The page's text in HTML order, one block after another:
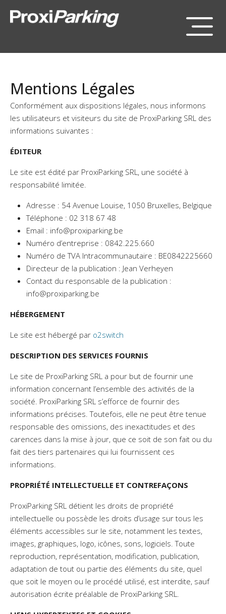
Mentions Légales
Conformément aux dispositions légales, nous informons
les utilisateurs et visiteurs du site de ProxiParking SRL des
informations suivantes :
ÉDITEUR
Le site est édité par ProxiParking SRL, une société à
responsabilité limitée.
Adresse : 54 Avenue Louise, 1050 Bruxelles, Belgique
Téléphone : 02 318 67 48
Email : info@proxiparking.be
Numéro d’entreprise : 0842.225.660
Numéro de TVA Intracommunautaire : BE0842225660
Directeur de la publication : Jean Verheyen
Contact du responsable de la publication :
info@proxiparking.be
HÉBERGEMENT
Le site est hébergé par o2switch
DESCRIPTION DES SERVICES FOURNIS
Le site de ProxiParking SRL a pour but de fournir une
information concernant l’ensemble des activités de la
société. ProxiParking SRL s’efforce de fournir des
informations précises. Toutefois, elle ne peut être tenue
responsable des omissions, des inexactitudes et des
carences dans la mise à jour, que ce soit de son fait ou du
fait des tiers partenaires qui lui fournissent ces
informations.
PROPRIÉTÉ INTELLECTUELLE ET CONTREFAÇONS
ProxiParking SRL détient les droits de propriété
intellectuelle ou possède les droits d’usage sur tous les
éléments accessibles sur le site, notamment les textes,
images, graphiques, logo, icônes, sons, logiciels. Toute
reproduction, représentation, modification, publication,
adaptation de tout ou partie des éléments du site, quel
que soit le moyen ou le procédé utilisé, est interdite, sauf
autorisation écrite préalable de ProxiParking SRL.